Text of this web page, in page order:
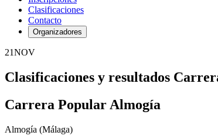
Clasificaciones
Contacto
Organizadores
21NOV
Clasificaciones y resultados
Carrera Popular Almogía
Almogía (Málaga)